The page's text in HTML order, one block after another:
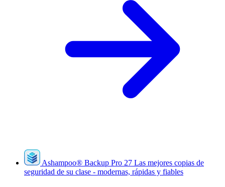
Ashampoo® Backup Pro 27 Las mejores copias de
seguridad de su clase - modernas, rápidas y fiables